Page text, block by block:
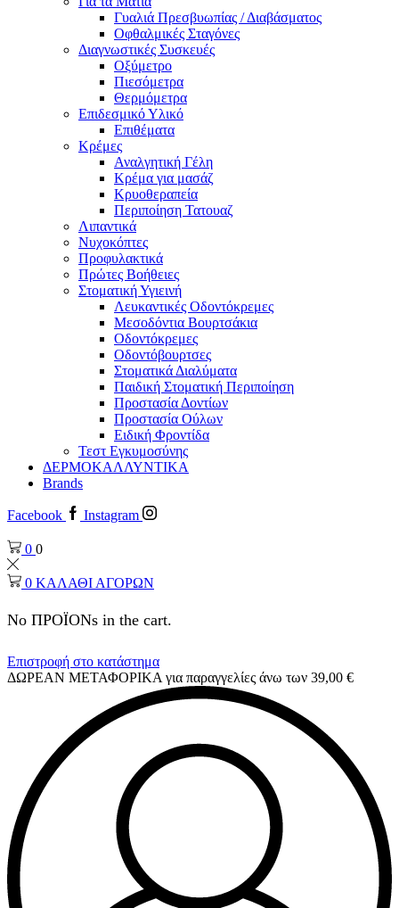
Γυαλιά Πρεσβυωπίας / Διαβάσματος
Οφθαλμικές Σταγόνες
Διαγνωστικές Συσκευές
Οξύμετρο
Πιεσόμετρα
Θερμόμετρα
Επιδεσμικό Υλικό
Επιθέματα
Κρέμες
Αναλγητική Γέλη
Κρέμα για μασάζ
Κρυοθεραπεία
Περιποίηση Τατουαζ
Λιπαντικά
Νυχοκόπτες
Προφυλακτικά
Πρώτες Βοήθειες
Στοματική Υγιεινή
Λευκαντικές Οδοντόκρεμες
Μεσοδόντια Βουρτσάκια
Οδοντόκρεμες
Οδοντόβουρτσες
Στοματικά Διαλύματα
Παιδική Στοματική Περιποίηση
Προστασία Δοντίων
Προστασία Ούλων
Ειδική Φροντίδα
Τεστ Εγκυμοσύνης
ΔΕΡΜΟΚΑΛΛΥΝΤΙΚΑ
Brands
Facebook Instagram
0 0
0 ΚΑΛΑΘΙ ΑΓΟΡΩΝ
No ΠΡΟΪΟΝs in the cart.
Επιστροφή στο κατάστημα
ΔΩΡΕΑΝ ΜΕΤΑΦΟΡΙΚΑ για παραγγελίες άνω των 39,00 €